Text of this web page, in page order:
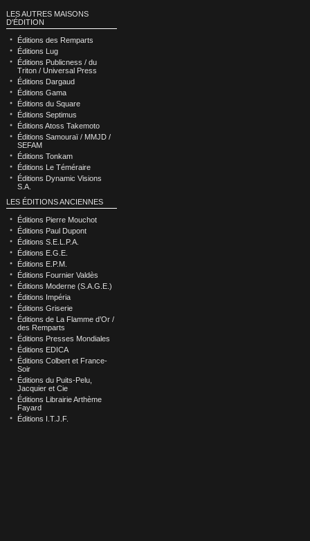
LES AUTRES MAISONS
D'ÉDITION
Éditions des Remparts
Éditions Lug
Éditions Publicness / du
Triton / Universal Press
Éditions Dargaud
Éditions Gama
Éditions du Square
Éditions Septimus
Éditions Atoss Takemoto
Éditions Samouraï / MMJD /
SEFAM
Éditions Tonkam
Éditions Le Téméraire
Éditions Dynamic Visions
S.A.
LES ÉDITIONS ANCIENNES
Éditions Pierre Mouchot
Éditions Paul Dupont
Éditions S.E.L.P.A.
Éditions E.G.E.
Éditions E.P.M.
Éditions Fournier Valdès
Éditions Moderne (S.A.G.E.)
Éditions Impéria
Éditions Griserie
Éditions de La Flamme d’Or /
des Remparts
Éditions Presses Mondiales
Éditions EDICA
Éditions Colbert et France-
Soir
Éditions du Puits-Pelu,
Jacquier et Cie
Éditions Librairie Arthème
Fayard
Éditions I.T.J.F.